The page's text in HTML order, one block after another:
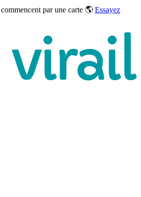
par une carte 🌎 Essayez